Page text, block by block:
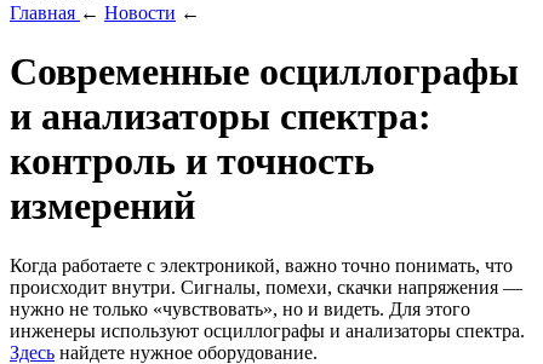
Главная ← Новости ←
Современные осциллографы
и анализаторы спектра:
контроль и точность
измерений
Когда работаете с электроникой, важно точно понимать, что
происходит внутри. Сигналы, помехи, скачки напряжения —
нужно не только «чувствовать», но и видеть. Для этого
инженеры используют осциллографы и анализаторы спектра.
Здесь найдете нужное оборудование.